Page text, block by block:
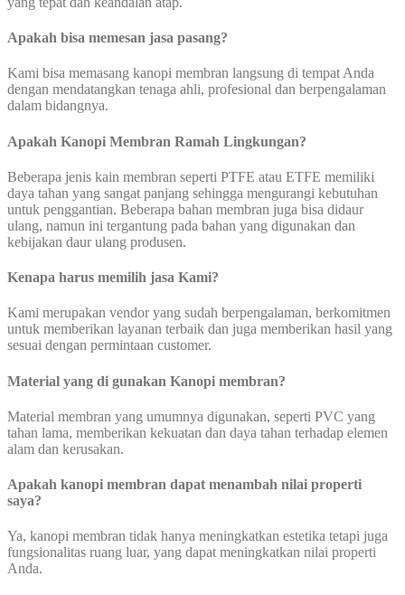
Apakah bisa memesan jasa pasang?
Kami bisa memasang kanopi membran langsung di tempat Anda
dengan mendatangkan tenaga ahli, profesional dan berpengalaman
dalam bidangnya.
Apakah Kanopi Membran Ramah Lingkungan?
Beberapa jenis kain membran seperti PTFE atau ETFE memiliki
daya tahan yang sangat panjang sehingga mengurangi kebutuhan
untuk penggantian. Beberapa bahan membran juga bisa didaur
ulang, namun ini tergantung pada bahan yang digunakan dan
kebijakan daur ulang produsen.
Kenapa harus memilih jasa Kami?
Kami merupakan vendor yang sudah berpengalaman, berkomitmen
untuk memberikan layanan terbaik dan juga memberikan hasil yang
sesuai dengan permintaan customer.
Material yang di gunakan Kanopi membran?
Material membran yang umumnya digunakan, seperti PVC yang
tahan lama, memberikan kekuatan dan daya tahan terhadap elemen
alam dan kerusakan.
Apakah kanopi membran dapat menambah nilai properti
saya?
Ya, kanopi membran tidak hanya meningkatkan estetika tetapi juga
fungsionalitas ruang luar, yang dapat meningkatkan nilai properti
Anda.